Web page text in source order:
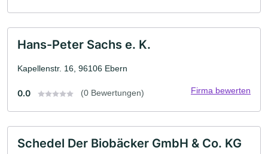
Hans-Peter Sachs e. K.
Kapellenstr. 16, 96106 Ebern
0.0 (0 Bewertungen) Firma bewerten
Schedel Der Biobäcker GmbH & Co. KG